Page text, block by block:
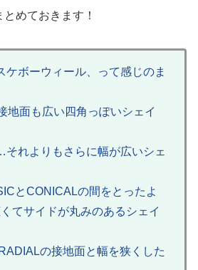
めておきます！
ケボーウィール、って感じのま
地面も広い四角っぽいシェイ
それよりもさらに幅が広いシェ
とCONICALの間をとったよ
てサイドが丸みのあるシェイ
の接地面と幅を狭くした